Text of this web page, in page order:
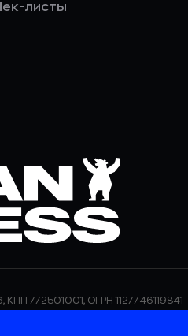
листы
772501001, ОГРН 1127746119841